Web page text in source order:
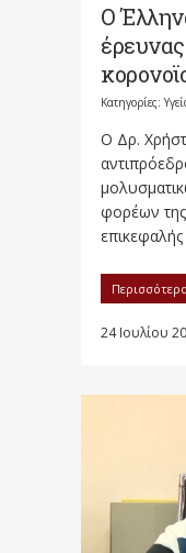
Ο
Κατηγορίες:
Ο Δρ.
φορέων της
επικεφαλής
24 Ιουλίου